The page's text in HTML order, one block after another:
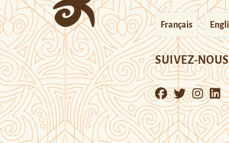
Français
SUIVEZ-NOUS